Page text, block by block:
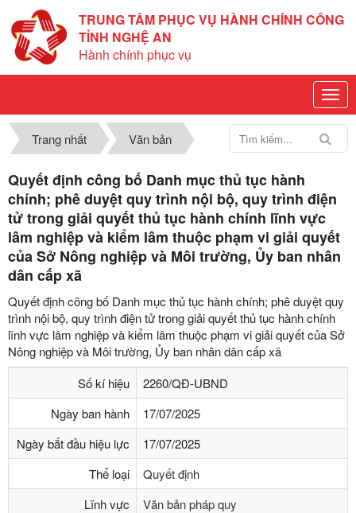
TRUNG TÂM PHỤC VỤ HÀNH CHÍNH CÔNG
TỈNH NGHỆ AN
Hành chính phục vụ
Trang nhất Văn bản
Quyết định công bố Danh mục thủ tục hành
chính; phê duyệt quy trình nội bộ, quy trình điện
tử trong giải quyết thủ tục hành chính lĩnh vực
lâm nghiệp và kiểm lâm thuộc phạm vi giải quyết
của Sở Nông nghiệp và Môi trường, Ủy ban nhân
dân cấp xã
Quyết định công bố Danh mục thủ tục hành chính; phê duyệt quy
trình nội bộ, quy trình điện tử trong giải quyết thủ tục hành chính
lĩnh vực lâm nghiệp và kiểm lâm thuộc phạm vi giải quyết của Sở
Nông nghiệp và Môi trường, Ủy ban nhân dân cấp xã
Số kí hiệu
2260/QĐ-UBND
Ngày ban hành
17/07/2025
Ngày bắt đầu hiệu lực
17/07/2025
Thể loại
Quyết định
Lĩnh vực
Văn bản pháp quy